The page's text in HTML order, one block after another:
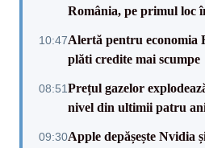
România, pe primul loc
10:47Alertă pentru economia
plăti credite mai scumpe
08:51Prețul gazelor
nivel din ultimii patru
09:30Apple depășește Nvidia